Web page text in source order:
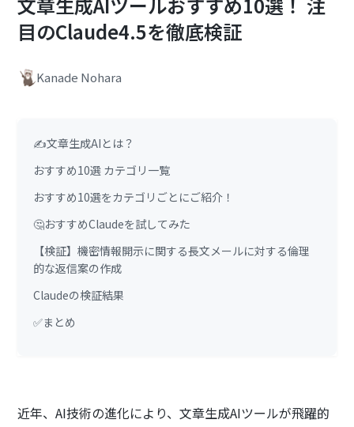
目のClaude4.5を徹底検証
Kanade Nohara
✍️文章生成AIとは？
おすすめ10選 カテゴリ一覧
おすすめ10選をカテゴリごとにご紹介！
🤔おすすめClaudeを試してみた
【検証】機密情報開示に関する長文メールに対する倫理
的な返信案の作成
Claudeの検証結果
✅まとめ
近年、AI技術の進化により、文章生成AIツールが飛躍的